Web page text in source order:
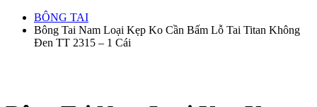
BÔNG TAI
Bông Tai Nam Loại Kẹp Ko Cần Bấm Lỗ Tai Titan Không
Đen TT 2315 – 1 Cái